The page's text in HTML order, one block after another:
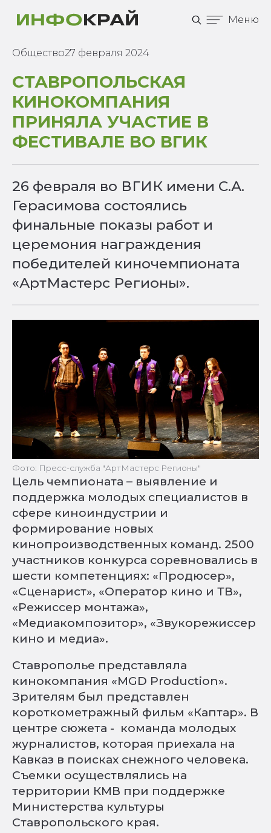
Меню
Общество27 февраля 2024
СТАВРОПОЛЬСКАЯ
КИНОКОМПАНИЯ
ПРИНЯЛА УЧАСТИЕ В
ФЕСТИВАЛЕ ВО ВГИК
26 февраля во ВГИК имени С.А.
Герасимова состоялись
финальные показы работ и
церемония награждения
победителей киночемпионата
«АртМастерс Регионы».
Фото: Пресс-служба "АртМастерс Регионы"
Цель чемпионата – выявление и
поддержка молодых специалистов в
сфере киноиндустрии и
формирование новых
кинопроизводственных команд. 2500
участников конкурса соревновались в
шести компетенциях: «Продюсер»,
«Сценарист», «Оператор кино и ТВ»,
«Режиссер монтажа»,
«Медиакомпозитор», «Звукорежиссер
кино и медиа».
Ставрополье представляла
кинокомпания «MGD Production».
Зрителям был представлен
короткометражный фильм «Каптар». В
центре сюжета - команда молодых
журналистов, которая приехала на
Кавказ в поисках снежного человека.
Съемки осуществлялись на
территории КМВ при поддержке
Министерства культуры
Ставропольского края.